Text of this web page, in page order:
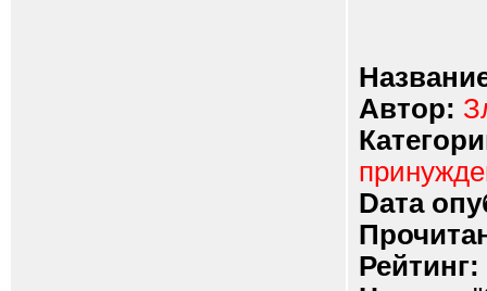
Автор:
Dата
Рейтинг: